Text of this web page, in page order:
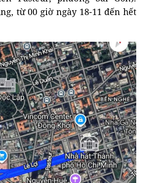
từ 00 giờ ngày 18-11 đến hết